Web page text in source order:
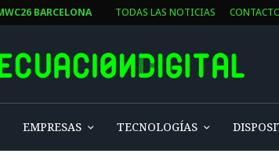
BARCELONA TODAS LAS NOTICIAS
EMPRESAS TECNOLOGÍAS